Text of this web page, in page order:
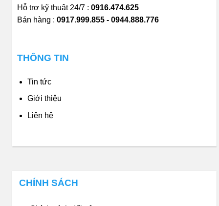
Hỗ trợ kỹ thuật 24/7 : 0916.474.625
Bán hàng : 0917.999.855 - 0944.888.776
THÔNG TIN
Tin tức
Giới thiệu
Liên hệ
CHÍNH SÁCH